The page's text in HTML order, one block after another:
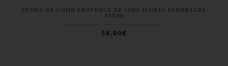
FUNDA DE COJÍN PROVENCE DE LINO FLORAL ESMERALDA
40X60
58,00€